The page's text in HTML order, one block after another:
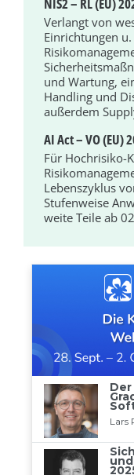
Verlangt von
Einrichtungen
und Wartung,
Handling und
außerdem
AI Act – VO (EU)
Für Hochrisiko-
Lebenszyklus
Stufenweise
weite Teile ab